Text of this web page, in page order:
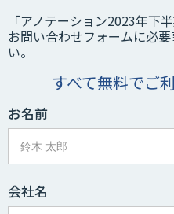
「アノテーション2023年下
お問い合わせフォームに必
い。
すべて無料でご
お名前
会社名